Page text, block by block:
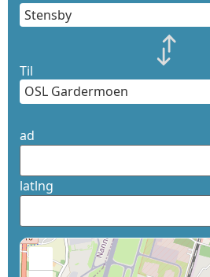
Til
ad
latlng